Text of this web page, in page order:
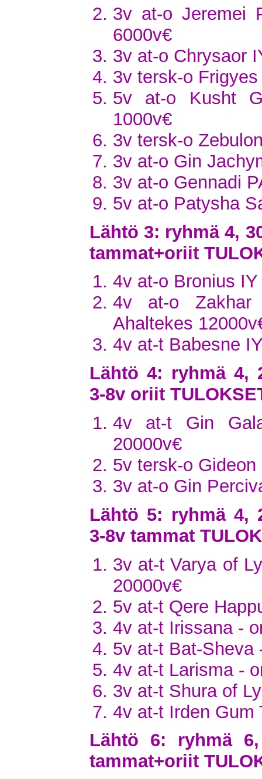
3v at-o Jeremei
6000v€
3v at-o Chrysaor
3v tersk-o
5v at-o Kusht
1000v€
3v tersk-o
3v at-o Gin
3v at-o Gennadi
5v at-o Patysha
Lähtö 3: ryhmä 4,
tammat+oriit
4v at-o Bronius
4v at-o
Ahaltekes
4v at-t Babesne
Lähtö 4: ryhmä 4,
3-8v oriit
4v at-t Gin
20000v€
5v tersk-o
3v at-o Gin
Lähtö 5: ryhmä 4,
3-8v tammat
3v at-t Varya of
20000v€
5v at-t Qere
4v at-t Irissana -
5v at-t Bat-Sheva
4v at-t Larisma -
3v at-t Shura of
4v at-t Irden Gum
Lähtö 6: ryhmä
tammat+oriit